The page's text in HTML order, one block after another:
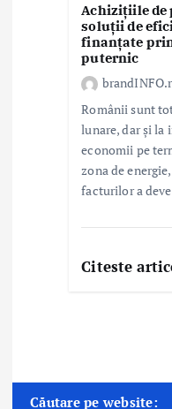
Achizițiile de
soluții de
finanțate
puternic
Românii sunt
lunare, dar și la
economii pe
zona de
facturilor a
Citeste
Căutare pe website: